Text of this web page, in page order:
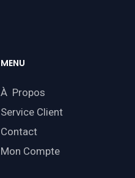
MENU
À Propos
Service Client
Contact
Mon Compte